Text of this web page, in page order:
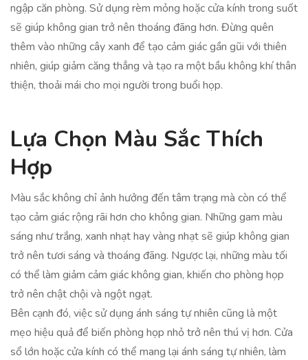
ngập căn phòng. Sử dụng rèm mỏng hoặc cửa kính trong suốt
sẽ giúp không gian trở nên thoáng đãng hơn. Đừng quên
thêm vào những cây xanh để tạo cảm giác gần gũi với thiên
nhiên, giúp giảm căng thẳng và tạo ra một bầu không khí thân
thiện, thoải mái cho mọi người trong buổi họp.
Lựa Chọn Màu Sắc Thích
Hợp
Màu sắc không chỉ ảnh hưởng đến tâm trạng mà còn có thể
tạo cảm giác rộng rãi hơn cho không gian. Những gam màu
sáng như trắng, xanh nhạt hay vàng nhạt sẽ giúp không gian
trở nên tươi sáng và thoáng đãng. Ngược lại, những màu tối
có thể làm giảm cảm giác không gian, khiến cho phòng họp
trở nên chật chội và ngột ngạt.
Bên cạnh đó, việc sử dụng ánh sáng tự nhiên cũng là một
mẹo hiệu quả để biến phòng họp nhỏ trở nên thú vị hơn. Cửa
sổ lớn hoặc cửa kính có thể mang lại ánh sáng tự nhiên, làm